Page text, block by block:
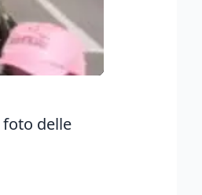
foto delle